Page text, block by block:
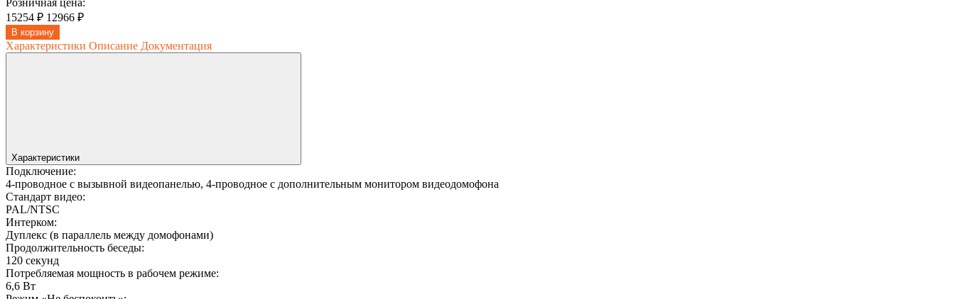
15254 ₽ 12966 ₽
В корзину
Характеристики Описание Документация
Характеристики
Подключение:
4-проводное с вызывной видеопанелью, 4-проводное с дополнительным монитором видеодомофона
Стандарт видео:
PAL/NTSC
Интерком:
Дуплекс (в параллель между домофонами)
Продолжительность беседы:
120 секунд
Потребляемая мощность в рабочем режиме:
6,6 Вт